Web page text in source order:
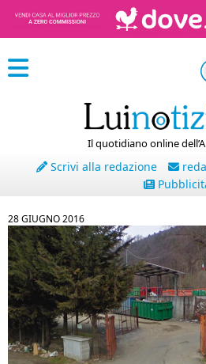
Il quotidiano online
Scrivi alla redazione
28 GIUGNO 2016